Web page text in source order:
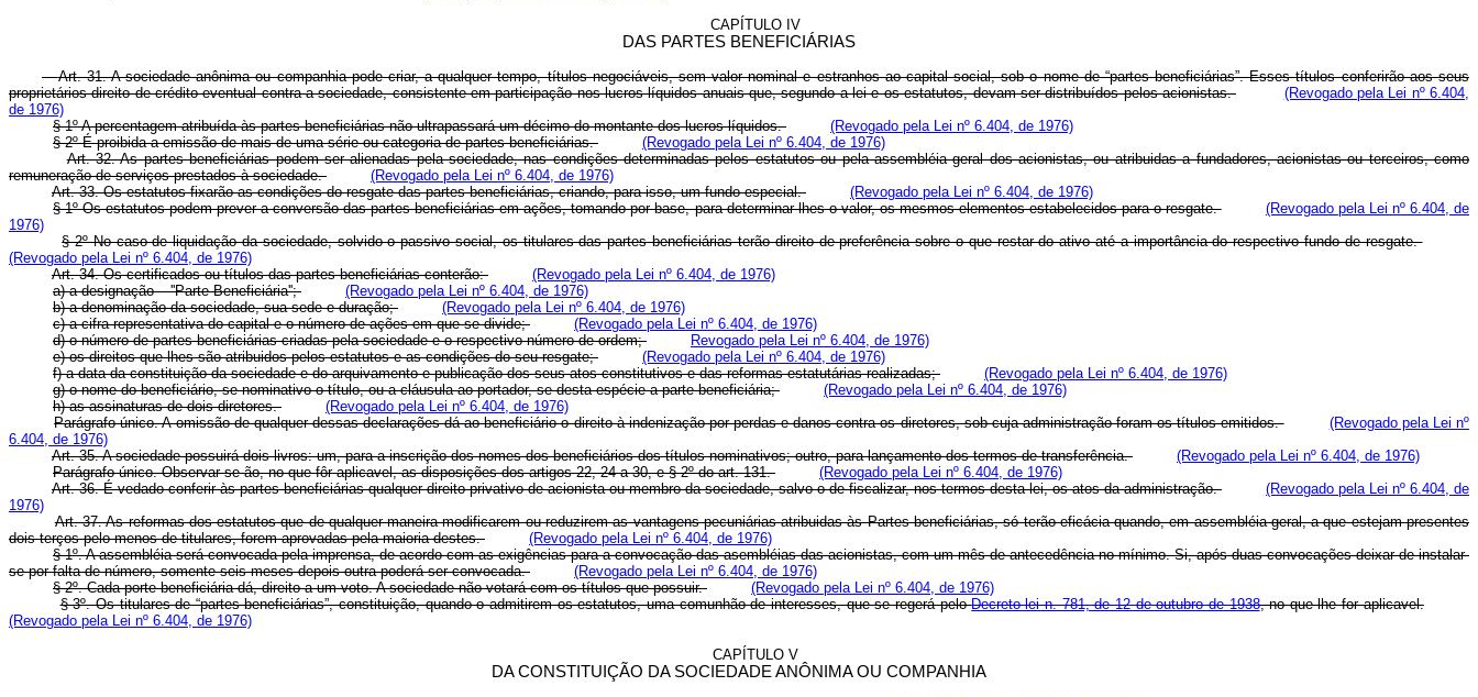
CAPÍTULO IV
DAS PARTES BENEFICIÁRIAS
Art. 31. A sociedade anônima ou companhia pode criar, a qualquer tempo, títulos negociáveis, sem valor nominal e estranhos ao capital social, sob o nome de “partes beneficiárias”. Esses títulos conferirão aos seus
proprietários direito de crédito eventual contra a sociedade, consistente em participação nos lucros líquidos anuais que, segundo a lei e os estatutos, devam ser distribuídos pelos acionistas.
(Revogado pela Lei nº 6.404,
de 1976)
§ 1º A percentagem atribuída às partes beneficiárias não ultrapassará um décimo do montante dos lucros líquidos.
(Revogado pela Lei nº 6.404, de 1976)
§ 2º É proibida a emissão de mais de uma série ou categoria de partes beneficiárias.
(Revogado pela Lei nº 6.404, de 1976)
Art. 32. As partes beneficiárias podem ser alienadas pela sociedade, nas condições determinadas pelos estatutos ou pela assembléia geral dos acionistas, ou atribuidas a fundadores, acionistas ou terceiros, como
remuneração de serviços prestados à sociedade.
(Revogado pela Lei nº 6.404, de 1976)
Art. 33. Os estatutos fixarão as condições do resgate das partes beneficiárias, criando, para isso, um fundo especial.
(Revogado pela Lei nº 6.404, de 1976)
§ 1º Os estatutos podem prever a conversão das partes beneficiárias em ações, tomando por base, para determinar-lhes o valor, os mesmos elementos estabelecidos para o resgate.
(Revogado pela Lei nº 6.404, de
1976)
§ 2º No caso de liquidação da sociedade, solvido o passivo social, os titulares das partes beneficiárias terão direito de preferência sobre o que restar do ativo até a importância do respectivo fundo de resgate.
(Revogado pela Lei nº 6.404, de 1976)
Art. 34. Os certificados ou títulos das partes beneficiárias conterão:
(Revogado pela Lei nº 6.404, de 1976)
a) a designação – ''Parte Beneficiária'';
(Revogado pela Lei nº 6.404, de 1976)
b) a denominação da sociedade, sua sede e duração;
(Revogado pela Lei nº 6.404, de 1976)
c) a cifra representativa do capital e o número de ações em que se divide;
(Revogado pela Lei nº 6.404, de 1976)
d) o número de partes beneficiárias criadas pela sociedade e o respectivo número de ordem;
Revogado pela Lei nº 6.404, de 1976)
e) os direitos que lhes são atribuidos pelos estatutos e as condições do seu resgate;
(Revogado pela Lei nº 6.404, de 1976)
f) a data da constituição da sociedade e do arquivamento e publicação dos seus atos constitutivos e das reformas estatutárias realizadas;
(Revogado pela Lei nº 6.404, de 1976)
g) o nome do beneficiário, se nominativo o título, ou a cláusula ao portador, se desta espécie a parte beneficiária;
(Revogado pela Lei nº 6.404, de 1976)
h) as assinaturas de dois diretores.
(Revogado pela Lei nº 6.404, de 1976)
Parágrafo único. A omissão de qualquer dessas declarações dá ao beneficiário o direito à indenização por perdas e danos contra os diretores, sob cuja administração foram os títulos emitidos.
(Revogado pela Lei nº
6.404, de 1976)
Art. 35. A sociedade possuirá dois livros: um, para a inscrição dos nomes dos beneficiários dos títulos nominativos; outro, para lançamento dos termos de transferência.
(Revogado pela Lei nº 6.404, de 1976)
Parágrafo único. Observar-se-ão, no que fôr aplicavel, as disposições dos artigos 22, 24 a 30, e § 2º do art. 131.
(Revogado pela Lei nº 6.404, de 1976)
Art. 36. É vedado conferir às partes beneficiárias qualquer direito privativo de acionista ou membro da sociedade, salvo o de fiscalizar, nos termos desta lei, os atos da administração.
(Revogado pela Lei nº 6.404, de
1976)
Art. 37. As reformas dos estatutos que de qualquer maneira modificarem ou reduzirem as vantagens pecuniárias atribuidas às Partes beneficiárias, só terão eficácia quando, em assembléia geral, a que estejam presentes
dois terços pelo menos de titulares, forem aprovadas pela maioria destes.
(Revogado pela Lei nº 6.404, de 1976)
§ 1º. A assembléia será convocada pela imprensa, de acordo com as exigências para a convocação das asembléias das acionistas, com um mês de antecedência no mínimo. Si, após duas convocações deixar de instalar-
se por falta de número, somente seis meses depois outra poderá ser convocada.
(Revogado pela Lei nº 6.404, de 1976)
§ 2º. Cada porte beneficiária dá, direito a um voto. A sociedade não votará com os títulos que possuir.
(Revogado pela Lei nº 6.404, de 1976)
§ 3º. Os titulares de “partes beneficiárias”, constituição, quando o admitirem os estatutos, uma comunhão de interesses, que se regerá peloDecreto-lei n. 781, de 12 de outubro de 1938, no que lhe for aplicavel.
(Revogado pela Lei nº 6.404, de 1976)
CAPÍTULO V
DA CONSTITUIÇÃO DA SOCIEDADE ANÔNIMA OU COMPANHIA